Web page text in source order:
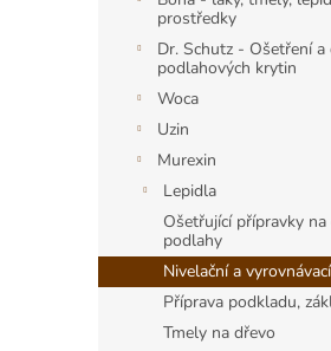
prostředky
Dr. Schutz - Ošetření a
podlahových krytin
Woca
Uzin
Murexin
Lepidla
Ošetřující přípravky na
podlahy
Nivelační a
Příprava podkladu,
Tmely na dřevo